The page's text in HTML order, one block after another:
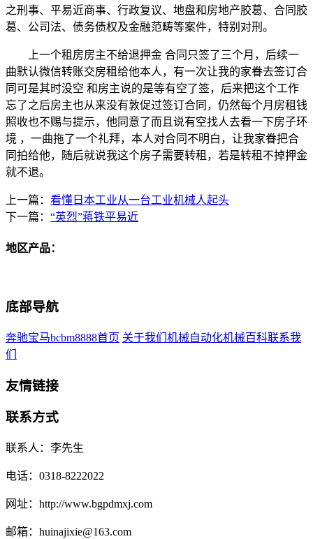
之刑事、平易近商事、行政复议、地盘和房地产胶葛、合同胶
葛、公司法、债务债权及金融范畴等案件，特别对刑。
上一个租房房主不给退押金 合同只签了三个月，后续一
曲默认微信转账交房租给他本人，有一次让我的家眷去签订合
同可是其时没空 和房主说的是等有空了签，后来把这个工作
忘了之后房主也从来没有敦促过签订合同，仍然每个月房租钱
照收也不赐与提示，他同意了而且说有空找人去看一下房子环
境 ，一曲拖了一个礼拜，本人对合同不明白，让我家眷把合
同拍给他，随后就说我这个房子需要转租，若是转租不掉押金
就不退。
上一篇： 看懂日本工业从一台工业机械人起头
下一篇： “英烈”蒋铁平易近
地区产品：
底部导航
奔驰宝马bcbm8888首页 关于我们 机械自动化机械百科联系我
们
友情链接
联系方式
联系人：李先生
电话：0318-8222022
网址：http://www.bgpdmxj.com
邮箱：huinajixie@163.com